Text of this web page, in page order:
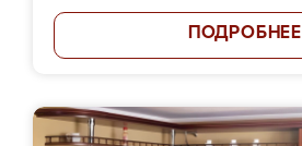
ПОДРОБНЕЕ